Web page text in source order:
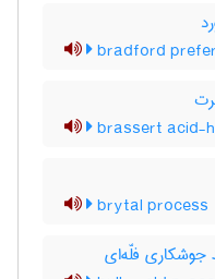
bradford
brassert acid-
brytal process
جوشکاری فلّه‌ای